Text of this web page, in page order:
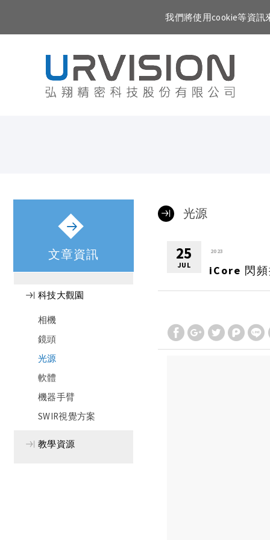
我們將使用cookie等資
文章資訊
科技大觀園
相機
鏡頭
光源
軟體
機器手臂
SWIR視覺方案
教學資源
光源
2023
25
JUL iCore 閃